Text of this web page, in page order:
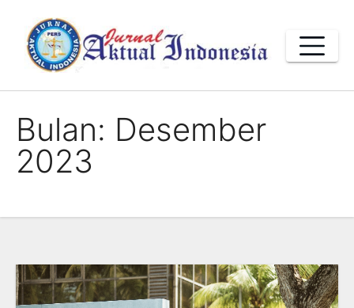
content
Bulan: Desember
2023